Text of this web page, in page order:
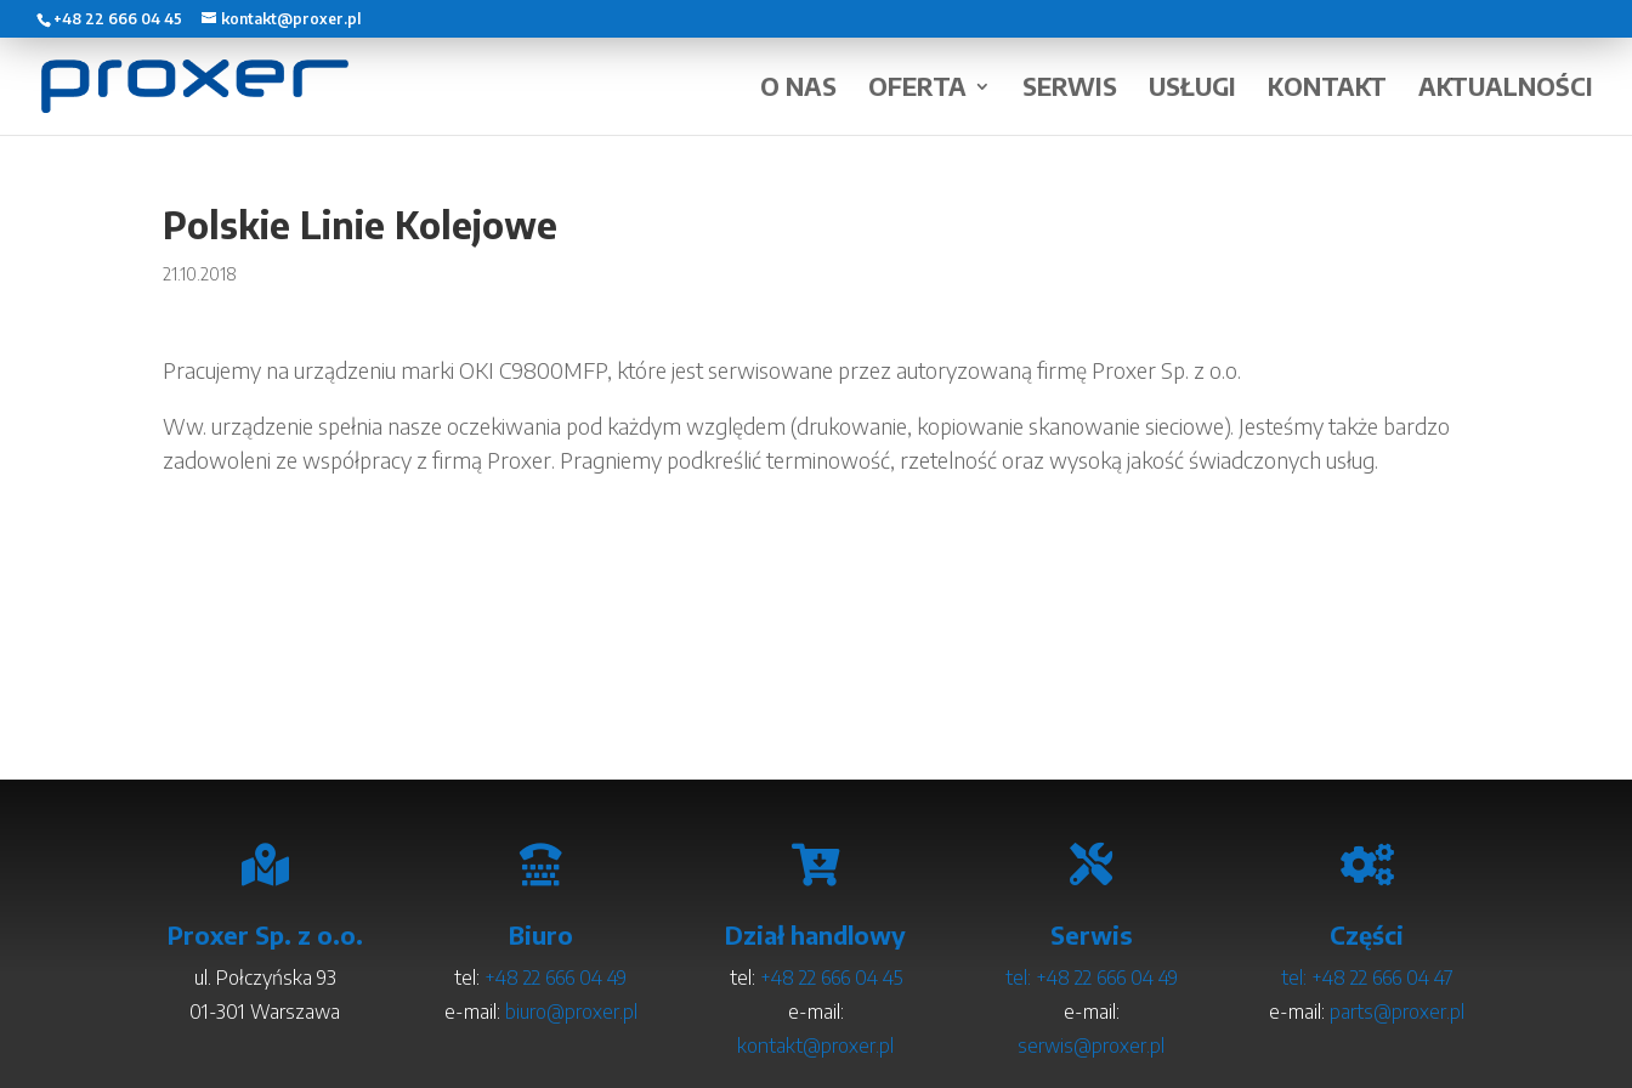
+48 22 666 04 45 kontakt@proxer.pl
O NAS OFERTA SERWIS USŁUGI KONTAKT AKTUALNOŚCI
Polskie Linie Kolejowe
21.10.2018
Pracujemy na urządzeniu marki OKI C9800MFP, które jest serwisowane przez autoryzowaną firmę Proxer Sp. z o.o.
Ww. urządzenie spełnia nasze oczekiwania pod każdym względem (drukowanie, kopiowanie skanowanie sieciowe). Jesteśmy także bardzo
zadowoleni ze współpracy z firmą Proxer. Pragniemy podkreślić terminowość, rzetelność oraz wysoką jakość świadczonych usług.

Proxer Sp. z o.o.
ul. Połczyńska 93
01-301 Warszawa

Biuro
tel: +48 22 666 04 49
e-mail: biuro@proxer.pl

Dział handlowy
tel: +48 22 666 04 45
e-mail:
kontakt@proxer.pl

Serwis
tel: +48 22 666 04 49
e-mail:
serwis@proxer.pl

Części
tel: +48 22 666 04 47
e-mail: parts@proxer.pl